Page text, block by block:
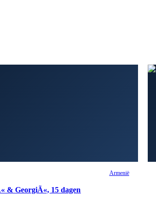
Armenië
& GeorgiÃ«, 15 dagen